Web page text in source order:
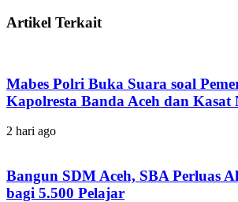
Artikel Terkait
Mabes Polri Buka Suara soal
Kapolresta Banda Aceh dan Kasat
2 hari ago
Bangun SDM Aceh, SBA Perluas
bagi 5.500 Pelajar